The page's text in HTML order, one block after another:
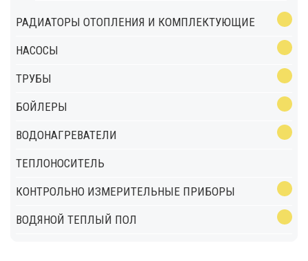
РАДИАТОРЫ ОТОПЛЕНИЯ И КОМПЛЕКТУЮЩИЕ
НАСОСЫ
ТРУБЫ
БОЙЛЕРЫ
ВОДОНАГРЕВАТЕЛИ
ТЕПЛОНОСИТЕЛЬ
КОНТРОЛЬНО ИЗМЕРИТЕЛЬНЫЕ ПРИБОРЫ
ВОДЯНОЙ ТЕПЛЫЙ ПОЛ